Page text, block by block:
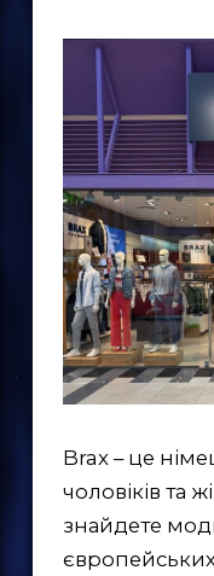
Brax – це
чоловіків та
знайдете